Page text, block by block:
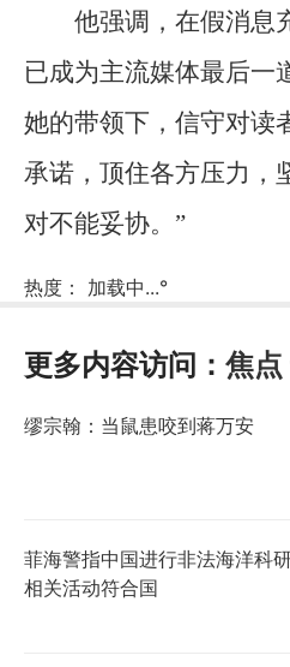
他强调，在假消息
已成为主流媒体最后一
她的带领下，信守对读
承诺，顶住各方压力，
对不能妥协。”
热度： 加载中...°
更多内容访问： 焦点
缪宗翰：当鼠患咬到蒋万安
菲海警指中国进行非法海洋科
相关活动符合国